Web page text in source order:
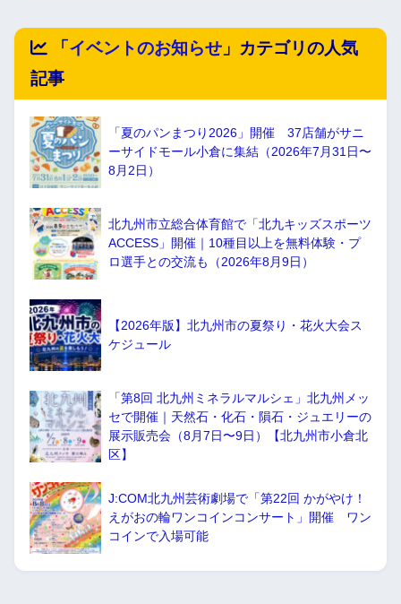
「 イベントのお知らせ 」カテゴリの人気
記事
「夏のパンまつり2026」開催 37店舗がサニ
ーサイドモール小倉に集結（2026年7月31日〜
8月2日）
北九州市立総合体育館で「北九キッズスポーツ
ACCESS」開催｜10種目以上を無料体験・プ
ロ選手との交流も（2026年8月9日）
【2026年版】北九州市の夏祭り・花火大会ス
ケジュール
「第8回 北九州ミネラルマルシェ」北九州メッ
セで開催｜天然石・化石・隕石・ジュエリーの
展示販売会（8月7日〜9日）【北九州市小倉北
区】
J:COM北九州芸術劇場で「第22回 かがやけ！
えがおの輪ワンコインコンサート」開催 ワン
コインで入場可能